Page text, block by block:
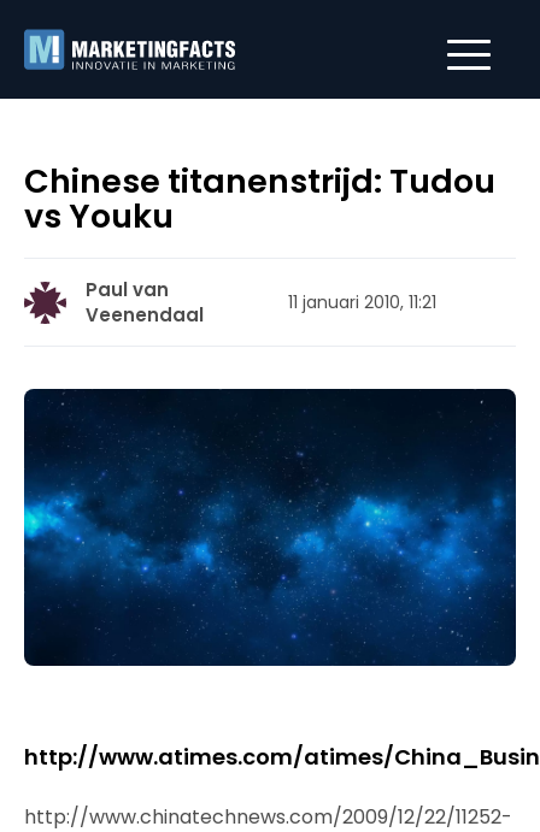
Chinese titanenstrijd: Tudou
vs Youku
Paul van
Veenendaal
11 januari 2010, 11:21
http://www.atimes.com/atimes/
http://www.chinatechnews.com/2009/12/22/11252-